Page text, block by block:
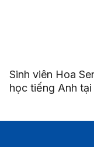
Sinh viên Hoa
học tiếng Anh